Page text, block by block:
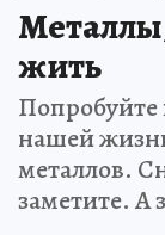
жить
Попробуйте
нашей
металлов.
заметите. А